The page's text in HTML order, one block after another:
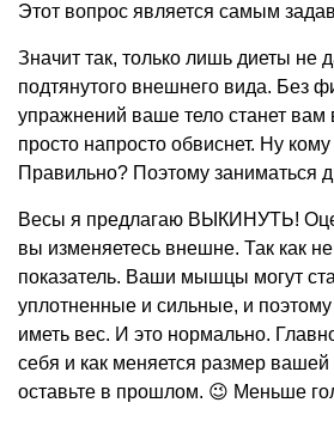
Этот вопрос является самым
Значит так, только лишь диеты не
подтянутого внешнего вида. Без
упражнений ваше тело станет вам
просто напросто обвиснет. Ну
Правильно? Поэтому заниматься
Весы я предлагаю ВЫКИНУТЬ!
вы изменяетесь внешне. Так как не
показатель. Ваши мышцы могут
уплотненные и сильные, и поэтому
иметь вес. И это нормально.
себя и как меняется размер
оставьте в прошлом. 😉 Меньше